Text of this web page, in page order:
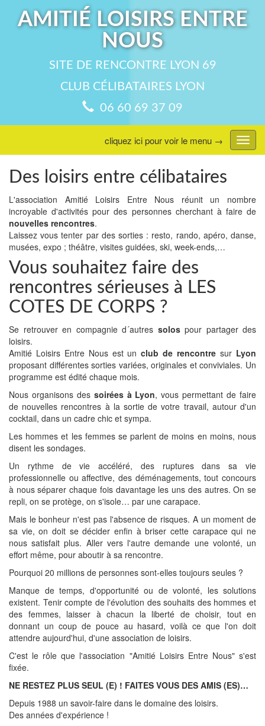
AMITIÉ LOISIRS ENTRE
NOUS
SITE DE RENCONTRE LYON 69
CLUB CÉLIBATAIRES LYON
06 60 69 37 09
menu
cliquez ici pour voir le menu →
Des loisirs entre célibataires
L'association Amitié Loisirs Entre Nous réunit un nombre
incroyable d'activités pour des personnes cherchant à faire de
nouvelles rencontres.
Laissez vous tenter par des sorties : resto, rando, apéro, danse,
musées, expo ; théâtre, visites guidées, ski, week-ends,…
Vous souhaitez faire des
rencontres sérieuses à LES
COTES DE CORPS ?
Se retrouver en compagnie d´autres solospour partager des
loisirs.
Amitié Loisirs Entre Nous est unclub de rencontre sur Lyon
proposant différentes sorties variées, originales et conviviales. Un
programme est édité chaque mois.
Nous organisons des soirées à Lyon, vous permettant de faire
de nouvelles rencontres à la sortie de votre travail, autour d'un
cocktail, dans un cadre chic et sympa.
Les hommes et les femmes se parlent de moins en moins, nous
disent les sondages.
Un rythme de vie accéléré, des ruptures dans sa vie
professionnelle ou affective, des déménagements, tout concours
à nous séparer chaque fois davantage les uns des autres. On se
repli, on se protège, on s'isole… par une carapace.
Mais le bonheur n'est pas l'absence de risques. A un moment de
sa vie, on doit se décider enfin à briser cette carapace qui ne
nous satisfait plus. Aller vers l'autre demande une volonté, un
effort même, pour aboutir à sa rencontre.
Pourquoi 20 millions de personnes sont-elles toujours seules ?
Manque de temps, d'opportunité ou de volonté, les solutions
existent. Tenir compte de l'évolution des souhaits des hommes et
des femmes, laisser à chacun la liberté de choisir, tout en
donnant un coup de pouce au hasard, voilà ce que l'on doit
attendre aujourd'hui, d'une association de loisirs.
C'est le rôle que l'association "Amitié Loisirs Entre Nous" s'est
fixée.
NE RESTEZ PLUS SEUL (E) ! FAITES VOUS DES AMIS (ES)…
Depuis 1988 un savoir-faire dans le domaine des loisirs.
Des années d'expérience !